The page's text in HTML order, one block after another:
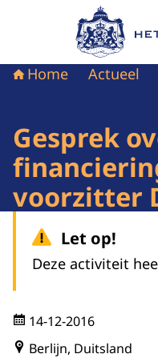
Naar de
Home Actueel
Gesprek
voorzitter
Let op!
Deze activiteit
14-12-2016
Berlijn, Duitsland